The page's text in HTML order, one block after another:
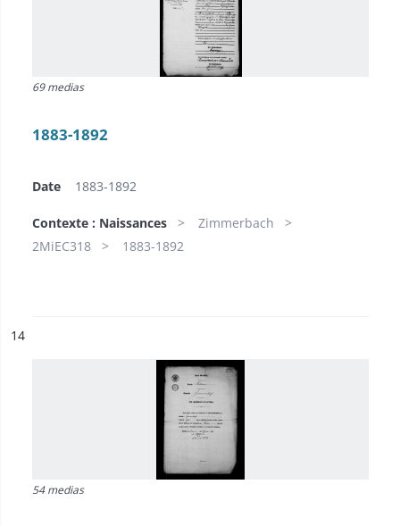
69 medias
1883-1892
Date 1883-1892
Contexte : Naissances
Zimmerbach
2MiEC318
1883-1892
n°
14
54 medias